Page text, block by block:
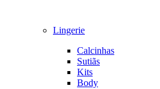
Lingerie
Calcinhas
Sutiãs
Kits
Body